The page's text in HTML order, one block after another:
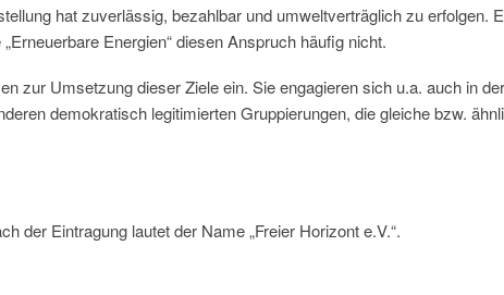
hat zuverlässig, bezahlbar und umweltverträglich zu erfolgen.
Energien“ diesen Anspruch häufig nicht.
zur Umsetzung dieser Ziele ein. Sie engagieren sich u.a. auch in der
demokratisch legitimierten Gruppierungen, die gleiche bzw.
der Eintragung lautet der Name „Freier Horizont e.V.“.